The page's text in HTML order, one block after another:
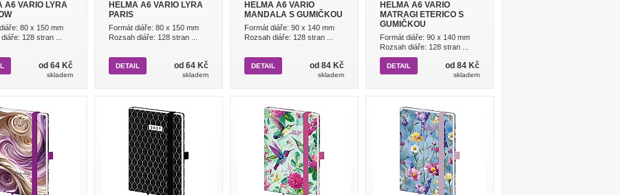
A6 VARIO LYRA
80 x 150 mm
128 stran ...
od 64 Kč
skladem
HELMA A6 VARIO LYRA
PARIS
Formát diáře: 80 x 150 mm
Rozsah diáře: 128 stran ...
od 64 Kč
skladem
DETAIL
HELMA A6 VARIO
MANDALA S GUMIČKOU
Formát diáře: 90 x 140 mm
Rozsah diáře: 128 stran ...
od 84 Kč
skladem
DETAIL
HELMA A6 VARIO
MATRAGI ETERICO S
GUMIČKOU
Formát diáře: 90 x 140 mm
Rozsah diáře: 128 stran ...
od 84 Kč
skladem
DETAIL